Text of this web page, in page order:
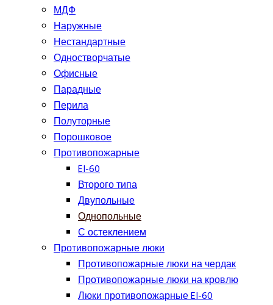
МДФ
Наружные
Нестандартные
Одностворчатые
Офисные
Парадные
Перила
Полуторные
Порошковое
Противопожарные
EI-60
Второго типа
Двупольные
Однопольные
С остеклением
Противопожарные люки
Противопожарные люки на чердак
Противопожарные люки на кровлю
Люки противопожарные EI-60